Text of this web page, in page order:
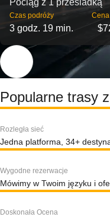
Pociąg z 1 przesiadką
Czas podróży
3 godz. 19 min.
Cena
Popularne trasy
Rozległa sieć
Jedna platforma, 34+
Wygodne rezerwacje
Mówimy w Twoim języku i
Doskonała Ocena